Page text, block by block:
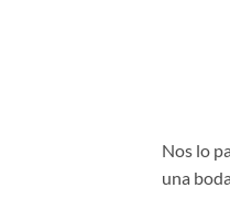
Nos lo
una